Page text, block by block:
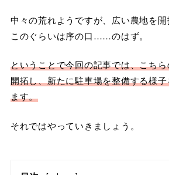
中々の荒れようですが、広い農地を
このぐらいは序の口……のはず。
ということで今回の記事では、こち
開拓し、新たに駐車場を整備する様
ます。
それではやっていきましょう。